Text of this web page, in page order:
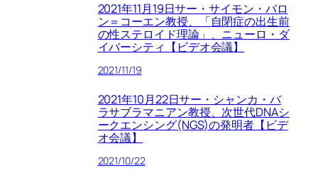
2021年11月19日サー・サイモン・バロ
ン＝コーエン教授、「自閉症の出生前
の性ステロイド理論」、ニューロ・ダ
イバーシティ【ビデオ会議】
2021/11/19
2021年10月22日サー・シャンカ・バ
ラサブラマニアン教授、次世代DNAシ
ークエンシング(NGS)の発明者【ビデ
オ会議】
2021/10/22